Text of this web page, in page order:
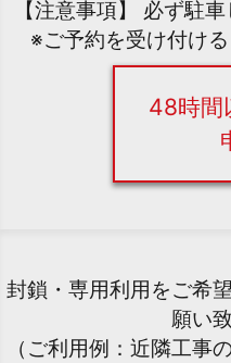
【注意事項】 必ず駐
※ご予約を受け付け
48時間
封鎖・専用利用をご希
願い
（ご利用例：近隣工事